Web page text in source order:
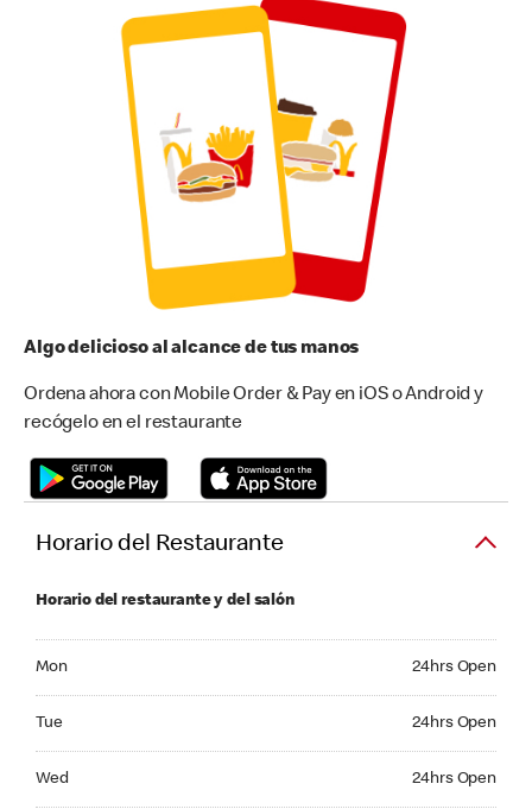
Algo delicioso al alcance de tus manos
Ordena ahora con Mobile Order & Pay en iOS o Android y
recógelo en el restaurante
Horario del Restaurante
Horario del restaurante y del salón
Mon 24hrs Open
Tue 24hrs Open
Wed 24hrs Open